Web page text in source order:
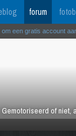
forum
Gemotoriseerd of niet,
om een gratis account